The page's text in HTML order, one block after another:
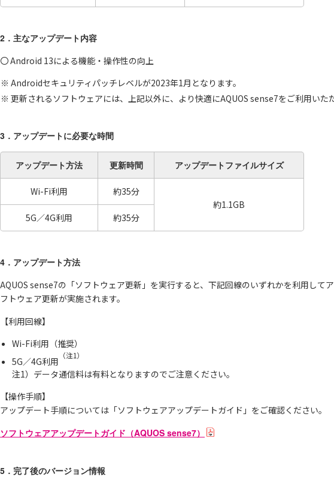
2．主なアップデート内容
〇 Android 13による機能・操作性の向上
Androidセキュリティパッチレベルが2023年1月となります。
更新されるソフトウェアには、上記以外に、より快適にAQUOS sense7をご利用いた
3．アップデートに必要な時間
アップデート方法 更新時間 アップデート ファイルサイズ
Wi-Fi利用
約35分
約1.1GB
5G／4G利用
約35分
4．アップデート方法
AQUOS sense7の「ソフトウェア更新」を実行すると、下記回線のいずれかを利用して
フトウェア更新が実施されます。
【利用回線】
Wi-Fi利用（推奨）
5G／4G利用
（注1）
注1）データ通信料は有料となりますのでご注意ください。
【操作手順】
アップデート手順については「ソフトウェアアップデートガイド」をご確認ください。
ソフトウェアアップデートガイド（AQUOS sense7）
5．完了後のバージョン情報